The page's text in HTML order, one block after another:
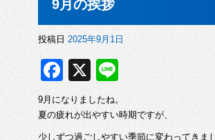
9月の挨拶
投稿日 2025年9月1日
F
a
c
X
e
9月になりましたね。
夏の疲れが出やすい時期ですが、
少しずつ過ごしやすい季節に変わってきま